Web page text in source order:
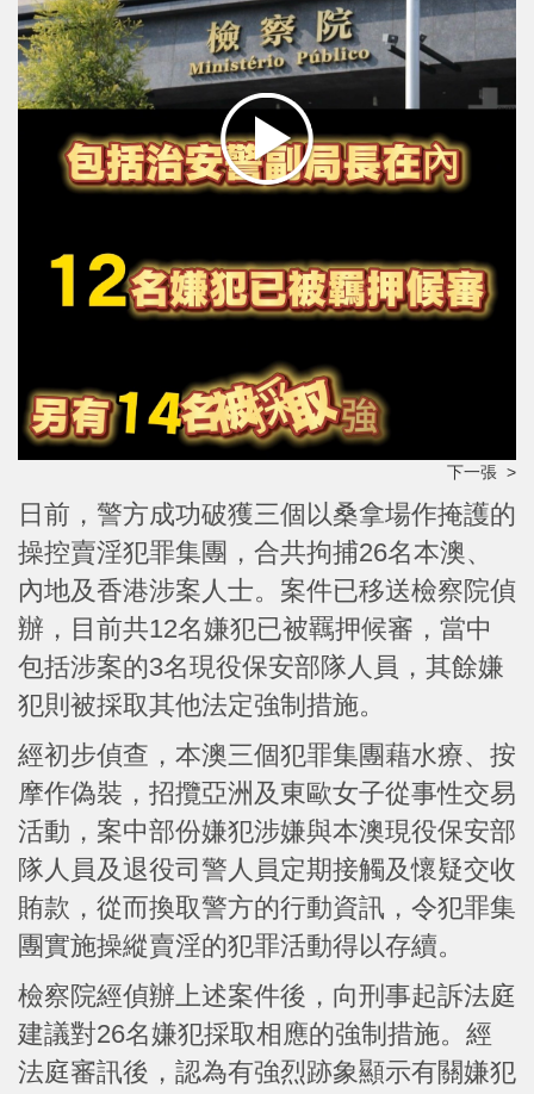
下一張 >
日前，警方成功破獲三個以桑拿場作掩護的
操控賣淫犯罪集團，合共拘捕26名本澳、
內地及香港涉案人士。案件已移送檢察院偵
辦，目前共12名嫌犯已被羈押候審，當中
包括涉案的3名現役保安部隊人員，其餘嫌
犯則被採取其他法定強制措施。
經初步偵查，本澳三個犯罪集團藉水療、按
摩作偽裝，招攬亞洲及東歐女子從事性交易
活動，案中部份嫌犯涉嫌與本澳現役保安部
隊人員及退役司警人員定期接觸及懷疑交收
賄款，從而換取警方的行動資訊，令犯罪集
團實施操縱賣淫的犯罪活動得以存續。
檢察院經偵辦上述案件後，向刑事起訴法庭
建議對26名嫌犯採取相應的強制措施。經
法庭審訊後，認為有強烈跡象顯示有關嫌犯